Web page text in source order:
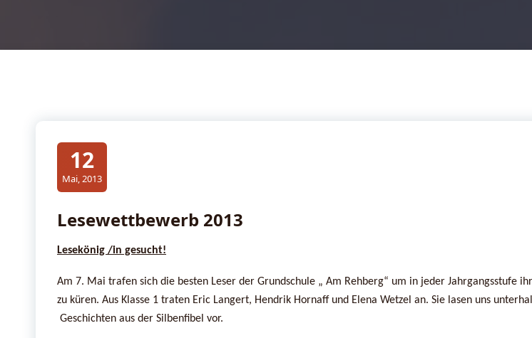
12
Mai, 2013
Lesewettbewerb 2013
Lesekönig /in gesucht!
Am 7. Mai trafen sich die besten Leser der Grundschule „ Am Rehberg“ um in jeder Jahrgangsstufe
zu küren. Aus Klasse 1 traten Eric Langert, Hendrik Hornaff und Elena Wetzel an. Sie lasen uns
Geschichten aus der Silbenfibel vor.